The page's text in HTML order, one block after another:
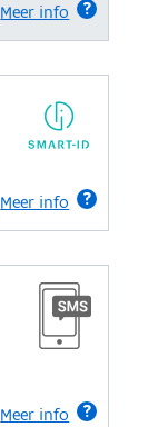
Meer info
Meer info
Meer info